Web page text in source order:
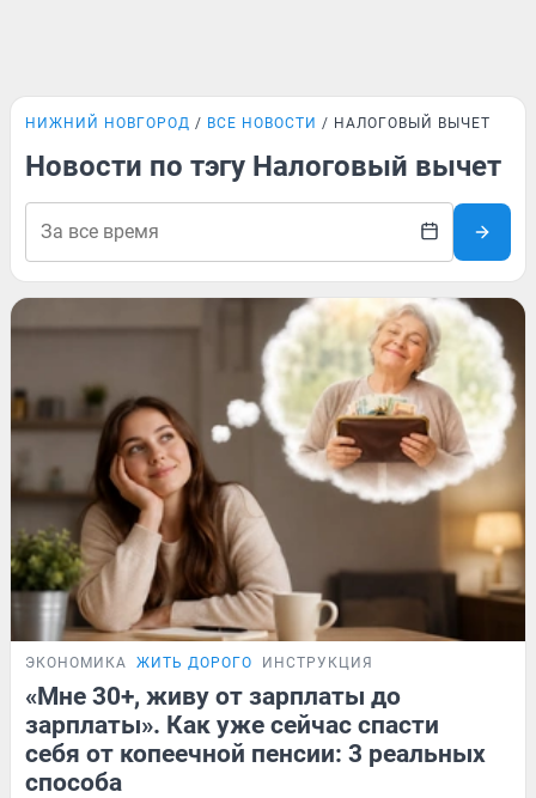
НИЖНИЙ НОВГОРОД ВСЕ НОВОСТИ НАЛОГОВЫЙ ВЫЧЕТ
Новости по тэгу Налоговый вычет
ЭКОНОМИКА ЖИТЬ ДОРОГО ИНСТРУКЦИЯ
«Мне 30+, живу от зарплаты до
зарплаты». Как уже сейчас спасти
себя от копеечной пенсии: 3 реальных
способа